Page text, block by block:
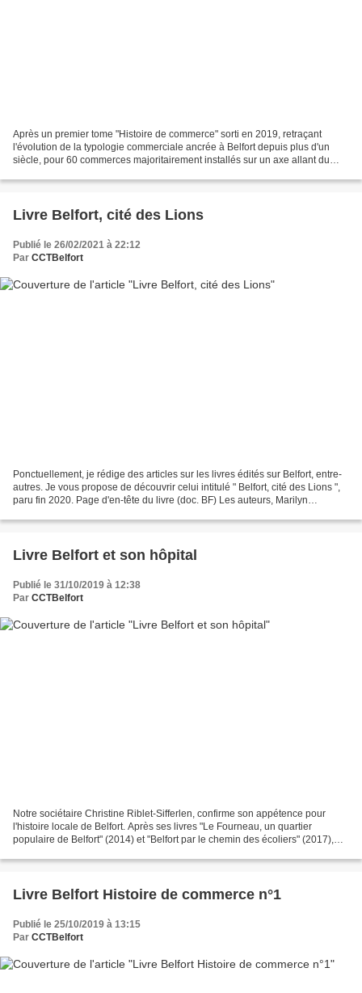
Après un premier tome "Histoire de commerce" sorti en 2019, retraçant
l'évolution de la typologie commerciale ancrée à Belfort depuis plus d'un
siècle, pour 60 commerces majoritairement installés sur un axe allant du
Livre Belfort, cité des Lions
Publié le 26/02/2021 à 22:12
Par CCTBelfort
Ponctuellement, je rédige des articles sur les livres édités sur Belfort, entre-
autres. Je vous propose de découvrir celui intitulé " Belfort, cité des Lions ",
paru fin 2020. Page d'en-tête du livre (doc. BF) Les auteurs, Marilyn
Livre Belfort et son hôpital
Publié le 31/10/2019 à 12:38
Par CCTBelfort
Notre sociétaire Christine Riblet-Sifferlen, confirme son appétence pour
l'histoire locale de Belfort. Après ses livres "Le Fourneau, un quartier
populaire de Belfort" (2014) et "Belfort par le chemin des écoliers" (2017),
Livre Belfort Histoire de commerce n°1
Publié le 25/10/2019 à 13:15
Par CCTBelfort